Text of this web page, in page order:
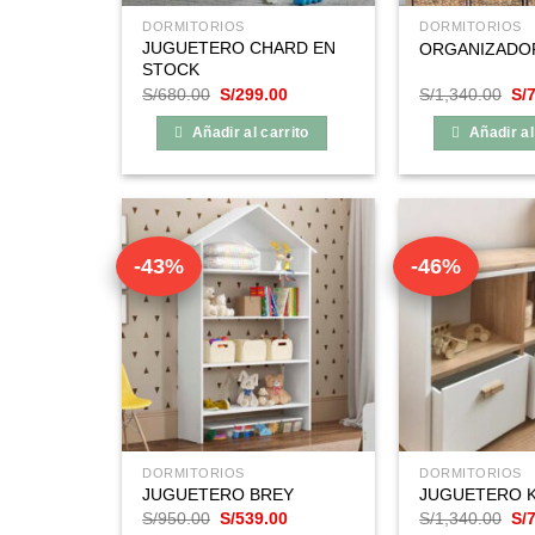
DORMITORIOS
JUGUETERO CHARD EN
STOCK
S/680.00 El
original
era:
S/299.00El
actual
es:
Añadir al carrito
DORMITORIOS
S/1,340.00 El
S/
Añadir
-43%
DORMITORIOS
JUGUETERO BREY
S/950.00 El
S/539.00El
-46%
DORMITORIOS
JUGUETERO
S/1,340.00 El
S/